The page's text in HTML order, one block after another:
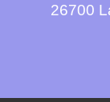
26700